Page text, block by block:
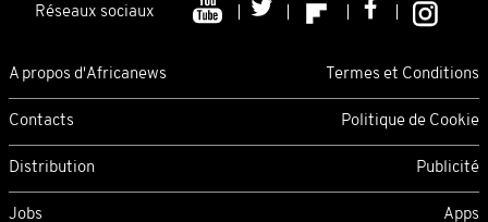
Réseaux sociaux
A propos d'Africanews Termes et Conditions
Contacts Politique de Cookie
Distribution Publicité
Jobs Apps